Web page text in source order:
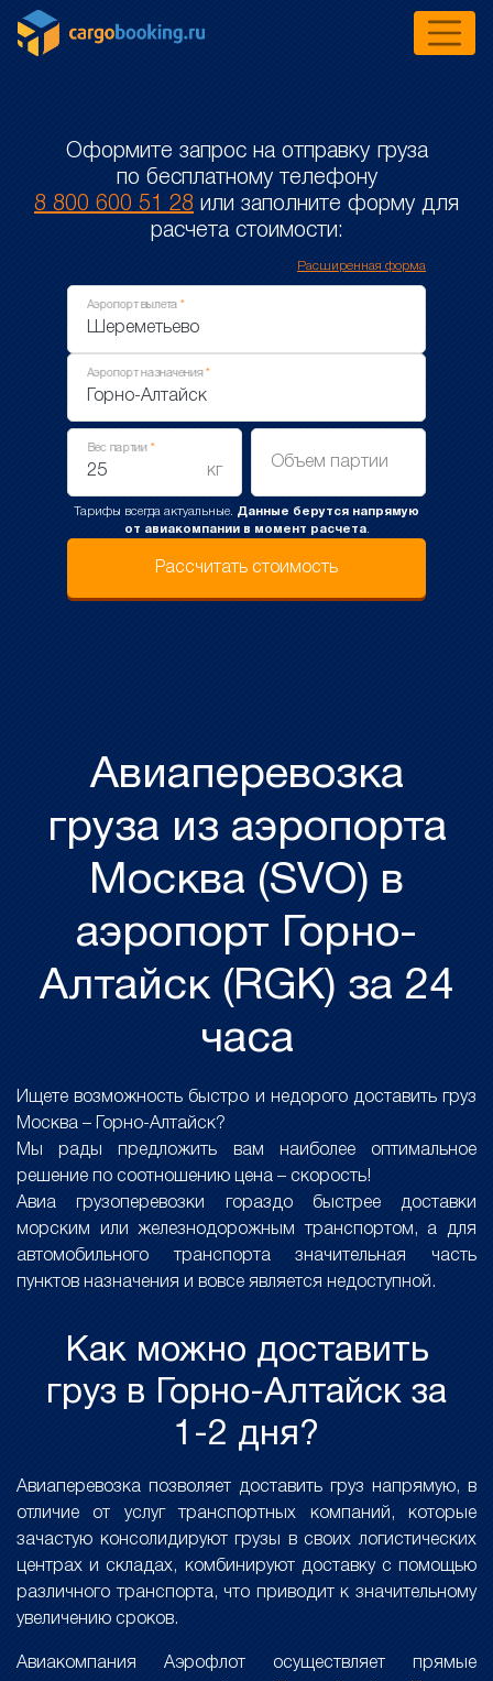
Оформите запрос на отправку груза
по бесплатному телефону
8 800 600 51 28 или заполните форму для
расчета стоимости:
Расширенная форма
Аэропорт вылета
Аэропорт назначения
Вес партии
кг
Объем партии
Тарифы всегда актуальные. Данные берутся напрямую
от авиакомпании в момент расчета.
Рассчитать стоимость
Авиаперевозка
груза из аэропорта
Москва (SVO) в
аэропорт Горно-
Алтайск (RGK) за 24
часа
Ищете возможность быстро и недорого доставить груз
Москва – Горно-Алтайск?
Мы рады предложить вам наиболее оптимальное
решение по соотношению цена – скорость!
Авиа грузоперевозки гораздо быстрее доставки
морским или железнодорожным транспортом, а для
автомобильного транспорта значительная часть
пунктов назначения и вовсе является недоступной.
Как можно доставить
груз в Горно-Алтайск за
1-2 дня?
Авиаперевозка позволяет доставить груз напрямую, в
отличие от услуг транспортных компаний, которые
зачастую консолидируют грузы в своих логистических
центрах и складах, комбинируют доставку с помощью
различного транспорта, что приводит к значительному
увеличению сроков.
Авиакомпания Аэрофлот осуществляет прямые